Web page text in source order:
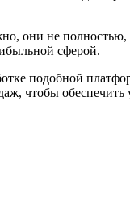
они не
сферой.
подобной
чтобы